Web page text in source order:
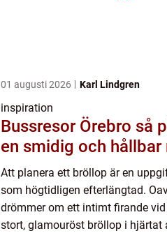
01 augusti 2026 Karl Lindgren
inspiration
Bussresor Örebro så planerar du
en smidig och hållbar
Att planera ett bröllop är en
som högtidligen efterlängtad.
drömmer om ett intimt firande
stort, glamouröst bröllop i hjärtat